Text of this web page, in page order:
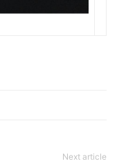
Next article